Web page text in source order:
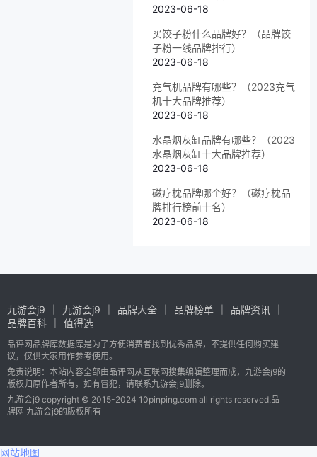
2023-06-18
买饺子粉什么品牌好？（品牌饺
子粉一线品牌排行）
2023-06-18
充气机品牌有哪些？（2023充气
机十大品牌推荐）
2023-06-18
水晶烟灰缸品牌有哪些？（2023
水晶烟灰缸十大品牌推荐）
2023-06-18
磁疗枕品牌哪个好？（磁疗枕品
牌排行榜前十名）
2023-06-18
九游会j9 九游会j9 品牌大全 品牌榜单
品牌资讯
品牌百科
值得选
品评网品牌库数据库是为了方便消费者找到优秀品牌，不提供任何购买建
议，仅供大家用作参考使用。
免责说明：本站内容全部由品评网从互联网搜集编辑整理而成，九游会j9的
版权归原作者所有，如有冒犯，请联系九游会j9删除。
九游会j9 copyright © 2015-2024 10pinping.com all rights reserved.品
牌网 九游会j9的版权所有
网站地图